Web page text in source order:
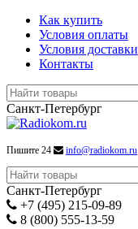
Как купить
Условия оплаты
Условия доставки
Контакты
Санкт-Петербург
Пишите 24 info@radiokom.ru
Санкт-Петербург
+7 (495) 215-09-89
8 (800) 555-13-59